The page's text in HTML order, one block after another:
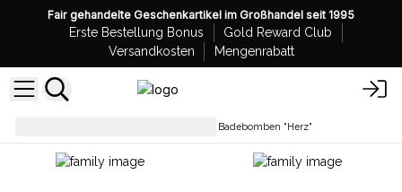
Fair gehandelte Geschenkartikel im Großhandel seit 1995
Erste Bestellung Bonus
Gold Reward Club
Versandkosten
Mengenrabatt
Badebomben "Herz"